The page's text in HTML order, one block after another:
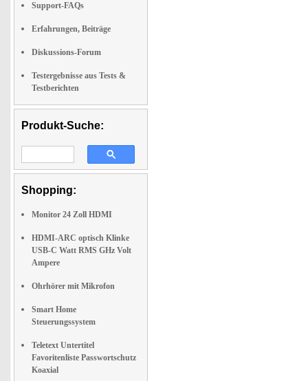
Support-FAQs
Erfahrungen, Beiträge
Diskussions-Forum
Testergebnisse aus Tests &
Testberichten
Produkt-Suche:
Shopping:
Monitor 24 Zoll HDMI
HDMI-ARC optisch Klinke
USB-C Watt RMS GHz Volt
Ampere
Ohrhörer mit Mikrofon
Smart Home
Steuerungssystem
Teletext Untertitel
Favoritenliste Passwortschutz
Koaxial